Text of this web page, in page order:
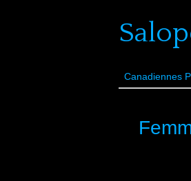
Canadiennes